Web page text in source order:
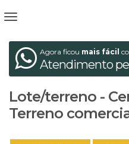
Agora ficou mais fácil
Atendimento
Lote/terreno -
Terreno